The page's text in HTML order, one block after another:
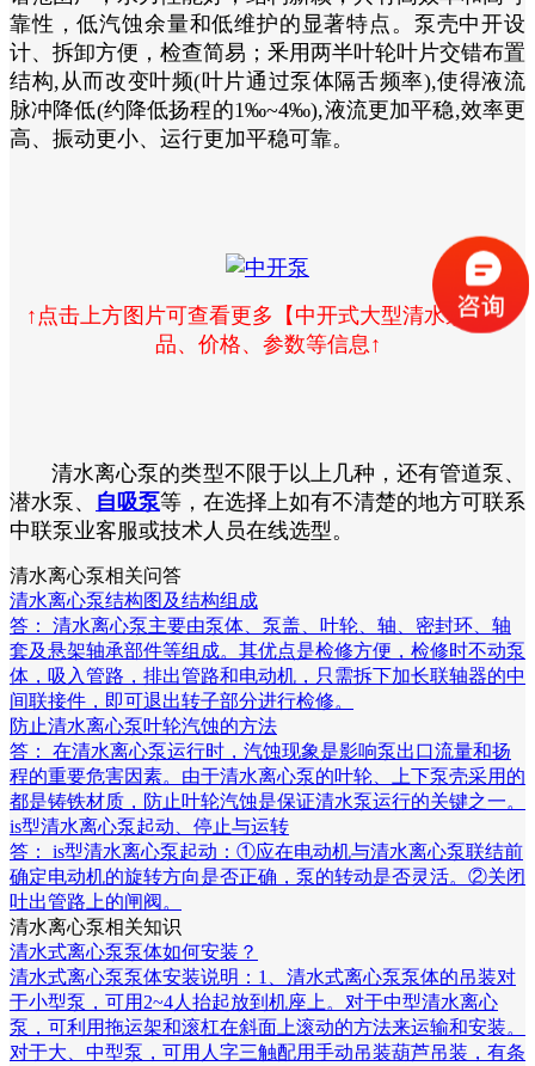
靠性，低汽蚀余量和低维护的显著特点。泵壳中开设
计、拆卸方便，检查简易；釆用两半叶轮叶片交错布置
结构,从而改变叶频(叶片通过泵体隔舌频率),使得液流
脉冲降低(约降低扬程的1‰~4‰),液流更加平稳,效率更
高、振动更小、运行更加平稳可靠。
↑点击上方图片可查看更多【中开式大型清水泵】产
品、价格、参数等信息↑
清水离心泵的类型不限于以上几种，还有管道泵、
潜水泵、 自吸泵等，在选择上如有不清楚的地方可联系
中联泵业客服或技术人员在线选型。
清水离心泵相关问答
清水离心泵结构图及结构组成
答： 清水离心泵主要由泵体、泵盖、叶轮、轴、密封环、轴
套及悬架轴承部件等组成。其优点是检修方便，检修时不动泵
体，吸入管路，排出管路和电动机，只需拆下加长联轴器的中
间联接件，即可退出转子部分进行检修。
防止清水离心泵叶轮汽蚀的方法
答： 在清水离心泵运行时，汽蚀现象是影响泵出口流量和扬
程的重要危害因素。由于清水离心泵的叶轮、上下泵壳采用的
都是铸铁材质，防止叶轮汽蚀是保证清水泵运行的关键之一。
is型清水离心泵起动、停止与运转
答： is型清水离心泵起动：①应在电动机与清水离心泵联结前
确定电动机的旋转方向是否正确，泵的转动是否灵活。②关闭
吐出管路上的闸阀。
清水离心泵相关知识
清水式离心泵泵体如何安装？
清水式离心泵泵体安装说明：1、清水式离心泵泵体的吊装对
于小型泵，可用2~4人抬起放到机座上。对于中型清水离心
泵，可利用拖运架和滚杠在斜面上滚动的方法来运输和安装。
对于大、中型泵，可用人字三触配用手动吊装葫芦吊装，有条